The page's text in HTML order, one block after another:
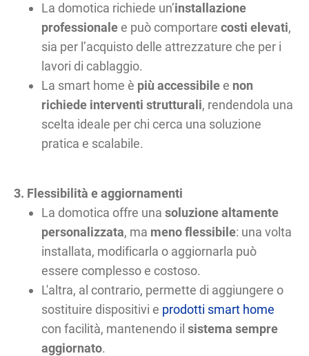
La domotica richiede un’installazione
professionalee può comportarecosti elevati,
sia per l’acquisto delle attrezzature che per i
lavori di cablaggio.
La smart home è più accessibilee non
richiede interventi strutturali, rendendola una
scelta ideale per chi cerca una soluzione
pratica e scalabile.
3. Flessibilità e aggiornamenti
La domotica offre unasoluzione altamente
personalizzata, ma meno flessibile: una volta
installata, modificarla o aggiornarla può
essere complesso e costoso.
L'altra, al contrario, permette di aggiungere o
sostituire dispositivi e prodotti smart home
con facilità, mantenendo ilsistema sempre
aggiornato.